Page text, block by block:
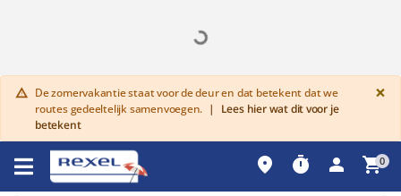
warning De zomervakantie staat voor de deur en dat betekent dat we
routes gedeeltelijk samenvoegen. |
Lees hier wat dit voor je
betekent
×
place timer person shopping_cart0